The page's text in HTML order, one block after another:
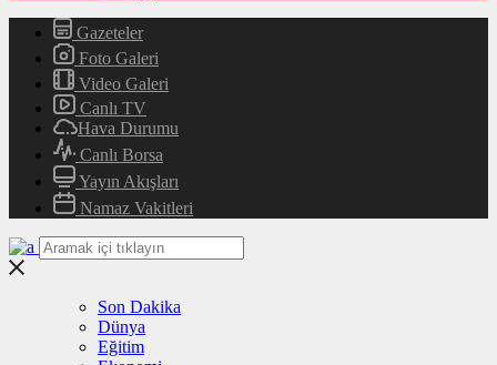
Gazeteler
Foto Galeri
Video Galeri
Canlı TV
Hava Durumu
Canlı Borsa
Yayın Akışları
Namaz Vakitleri
Son Dakika
Dünya
Eğitim